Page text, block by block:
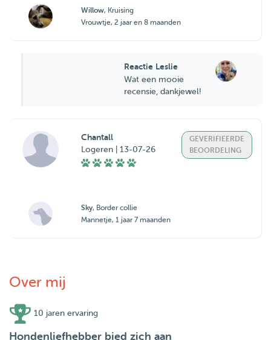
Willow, Kruising
Vrouwtje, 2 jaar en 8 maanden
Reactie Leslie
Wat een mooie
recensie, dankjewel!
Chantall
Logeren | 13-07-26
GEVERIFIEERDE
BEOORDELING
Sky, Border collie
Mannetje, 1 jaar 7 maanden
Over mij
10 jaren ervaring
Hondenliefhebber bied zich aan